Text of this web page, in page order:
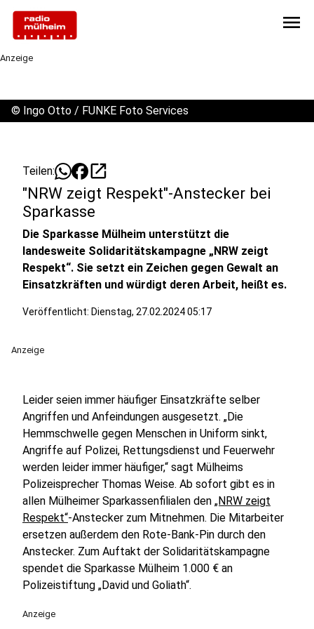
menu
Anzeige
© Ingo Otto / FUNKE Foto Services
Teilen: open_in_new
"NRW zeigt Respekt"-Anstecker bei
Sparkasse
Die Sparkasse Mülheim unterstützt die
landesweite Solidaritätskampagne „NRW zeigt
Respekt“. Sie setzt ein Zeichen gegen Gewalt an
Einsatzkräften und würdigt deren Arbeit, heißt es.
Veröffentlicht: Dienstag, 27.02.2024 05:17
Anzeige
Leider seien immer häufiger Einsatzkräfte selber
Angriffen und Anfeindungen ausgesetzt. „Die
Hemmschwelle gegen Menschen in Uniform sinkt,
Angriffe auf Polizei, Rettungsdienst und Feuerwehr
werden leider immer häufiger,“ sagt Mülheims
Polizeisprecher Thomas Weise. Ab sofort gibt es in
allen Mülheimer Sparkassenfilialen den „NRW zeigt
Respekt“-Anstecker zum Mitnehmen. Die Mitarbeiter
ersetzen außerdem den Rote-Bank-Pin durch den
Anstecker. Zum Auftakt der Solidaritätskampagne
spendet die Sparkasse Mülheim 1.000 € an
Polizeistiftung „David und Goliath“.
Anzeige